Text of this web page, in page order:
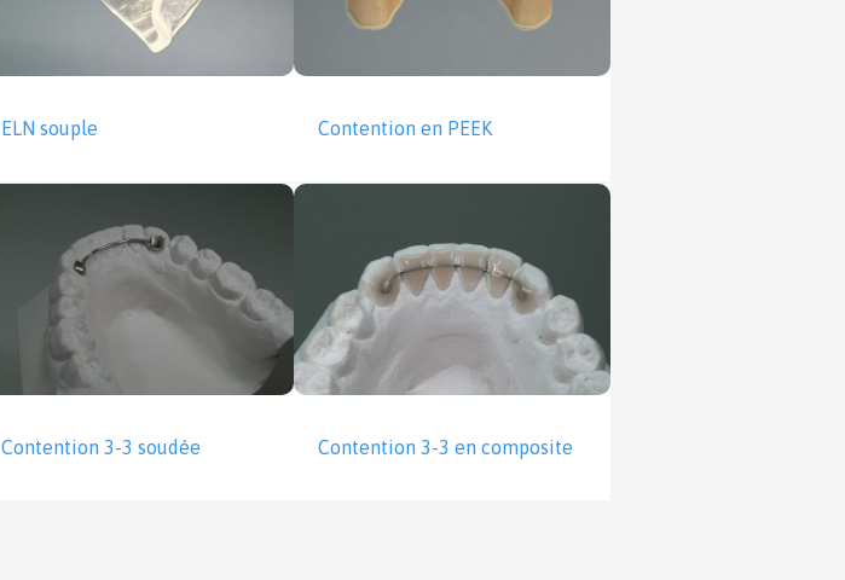
ELN souple Contention en PEEK
Contention 3-3 soudée Contention 3-3 en composite